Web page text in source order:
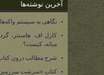
آخرین نوشته‌ها
نگاهی به سیستم واکه‌ها
کارل اف. هاستتر،
میانه، کیست؟
شرح مطالب درون
کتاب «سرشت سرزمین